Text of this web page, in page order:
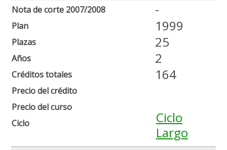
Nota de corte 2007/2008
Plan
Plazas
Años
Créditos totales
Precio del crédito
Precio del curso
Ciclo
-
1999
25
2
164
Ciclo
Largo